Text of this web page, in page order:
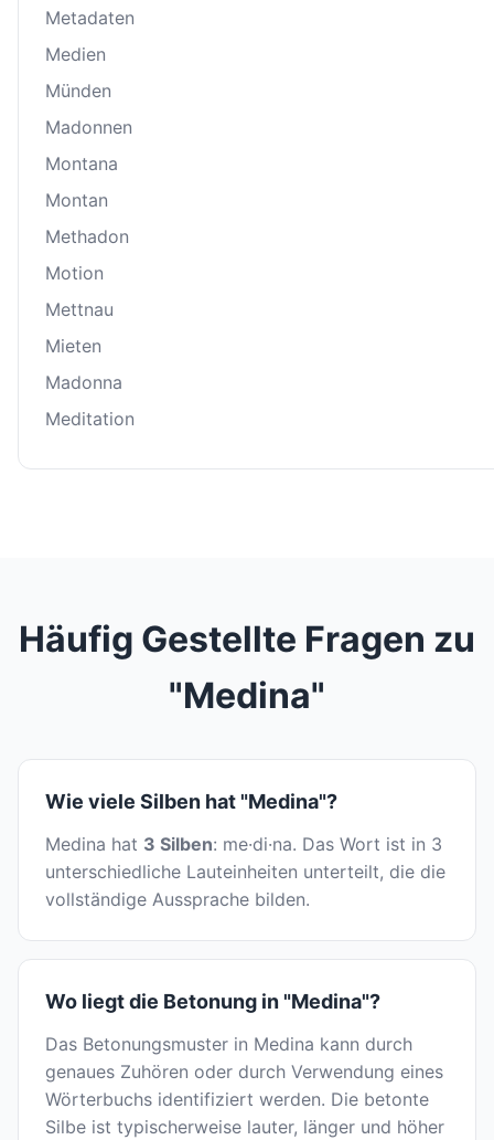
Metadaten
Medien
Münden
Madonnen
Montana
Montan
Methadon
Motion
Mettnau
Mieten
Madonna
Meditation
Häufig Gestellte Fragen zu
"Medina"
Wie viele Silben hat "Medina"?
Medina hat 3 Silben: me·di·na. Das Wort ist in 3
unterschiedliche Lauteinheiten unterteilt, die die
vollständige Aussprache bilden.
Wo liegt die Betonung in "Medina"?
Das Betonungsmuster in Medina kann durch
genaues Zuhören oder durch Verwendung eines
Wörterbuchs identifiziert werden. Die betonte
Silbe ist typischerweise lauter, länger und höher